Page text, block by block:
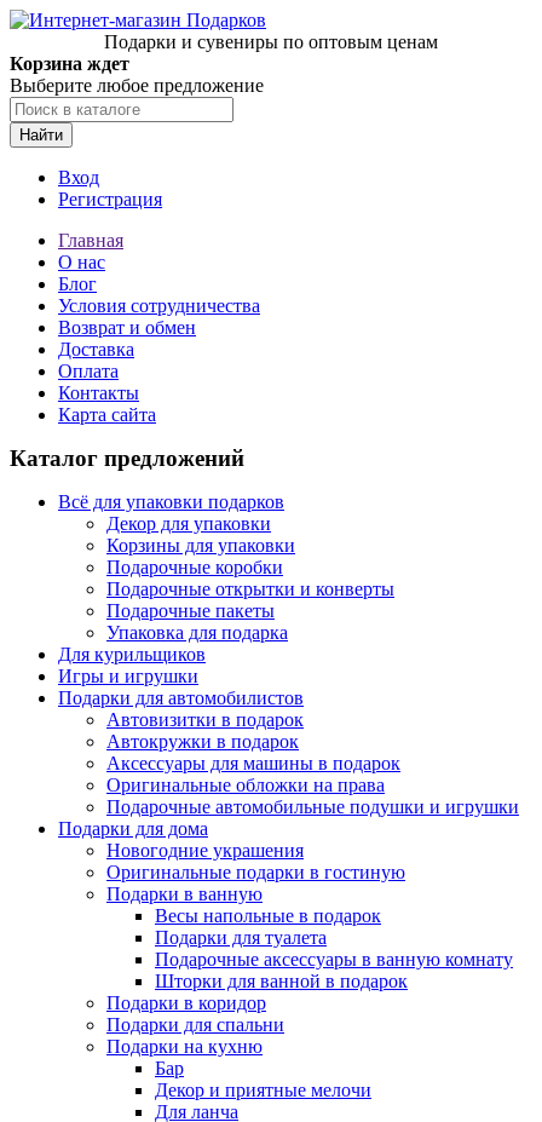
Подарки и сувениры по оптовым ценам
Корзина ждет
Выберите любое предложение
Найти
Вход
Регистрация
Главная
О нас
Блог
Условия сотрудничества
Возврат и обмен
Доставка
Оплата
Контакты
Карта сайта
Каталог предложений
Всё для упаковки подарков
Декор для упаковки
Корзины для упаковки
Подарочные коробки
Подарочные открытки и конверты
Подарочные пакеты
Упаковка для подарка
Для курильщиков
Игры и игрушки
Подарки для автомобилистов
Автовизитки в подарок
Автокружки в подарок
Аксессуары для машины в подарок
Оригинальные обложки на права
Подарочные автомобильные подушки и игрушки
Подарки для дома
Новогодние украшения
Оригинальные подарки в гостиную
Подарки в ванную
Весы напольные в подарок
Подарки для туалета
Подарочные аксессуары в ванную комнату
Шторки для ванной в подарок
Подарки в коридор
Подарки для спальни
Подарки на кухню
Бар
Декор и приятные мелочи
Для ланча